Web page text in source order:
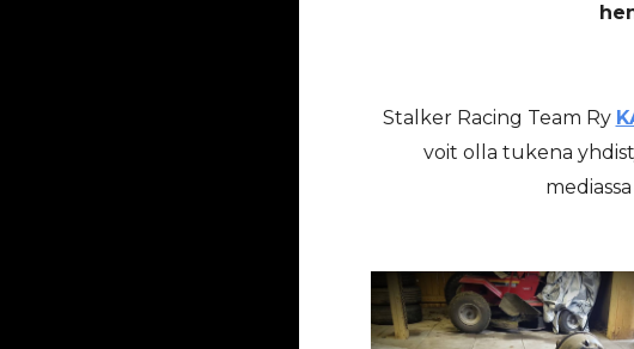
Stalker Racing Team Ry
voit olla tukena